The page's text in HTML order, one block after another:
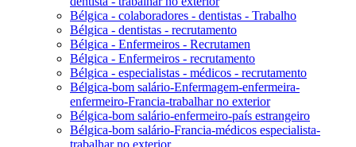
Bélgica - colaboradores - dentistas - Trabalho
Bélgica - dentistas - recrutamento
Bélgica - Enfermeiros - Recrutamen
Bélgica - Enfermeiros - recrutamento
Bélgica - especialistas - médicos - recrutamento
Bélgica-bom salário-Enfermagem-enfermeira-
enfermeiro-Francia-trabalhar no exterior
Bélgica-bom salário-enfermeiro-país estrangeiro
Bélgica-bom salário-Francia-médicos especialista-
trabalhar no exterior